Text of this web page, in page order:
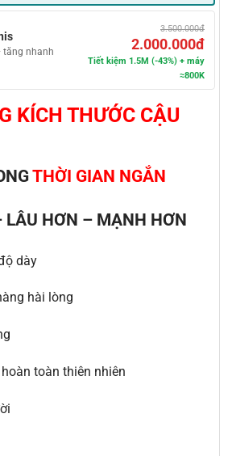
tăng nhanh
3.500.000đ
2.000.000đ
Tiết kiệm 1.5M (-43%) + máy
≈800K
KÍCH THƯỚC CẬU
THỜI GIAN NGẮN
LÂU HƠN – MẠNH HƠN
dày
hài lòng
hoàn toàn thiên nhiên